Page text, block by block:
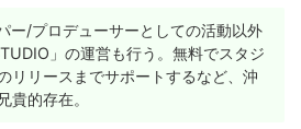
ー/プロデューサーとしての活動以外
」の運営も行う。無料でスタジ
リリースまでサポートするなど、沖
貴的存在。